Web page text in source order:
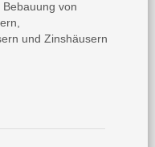
von
und Zinshäusern